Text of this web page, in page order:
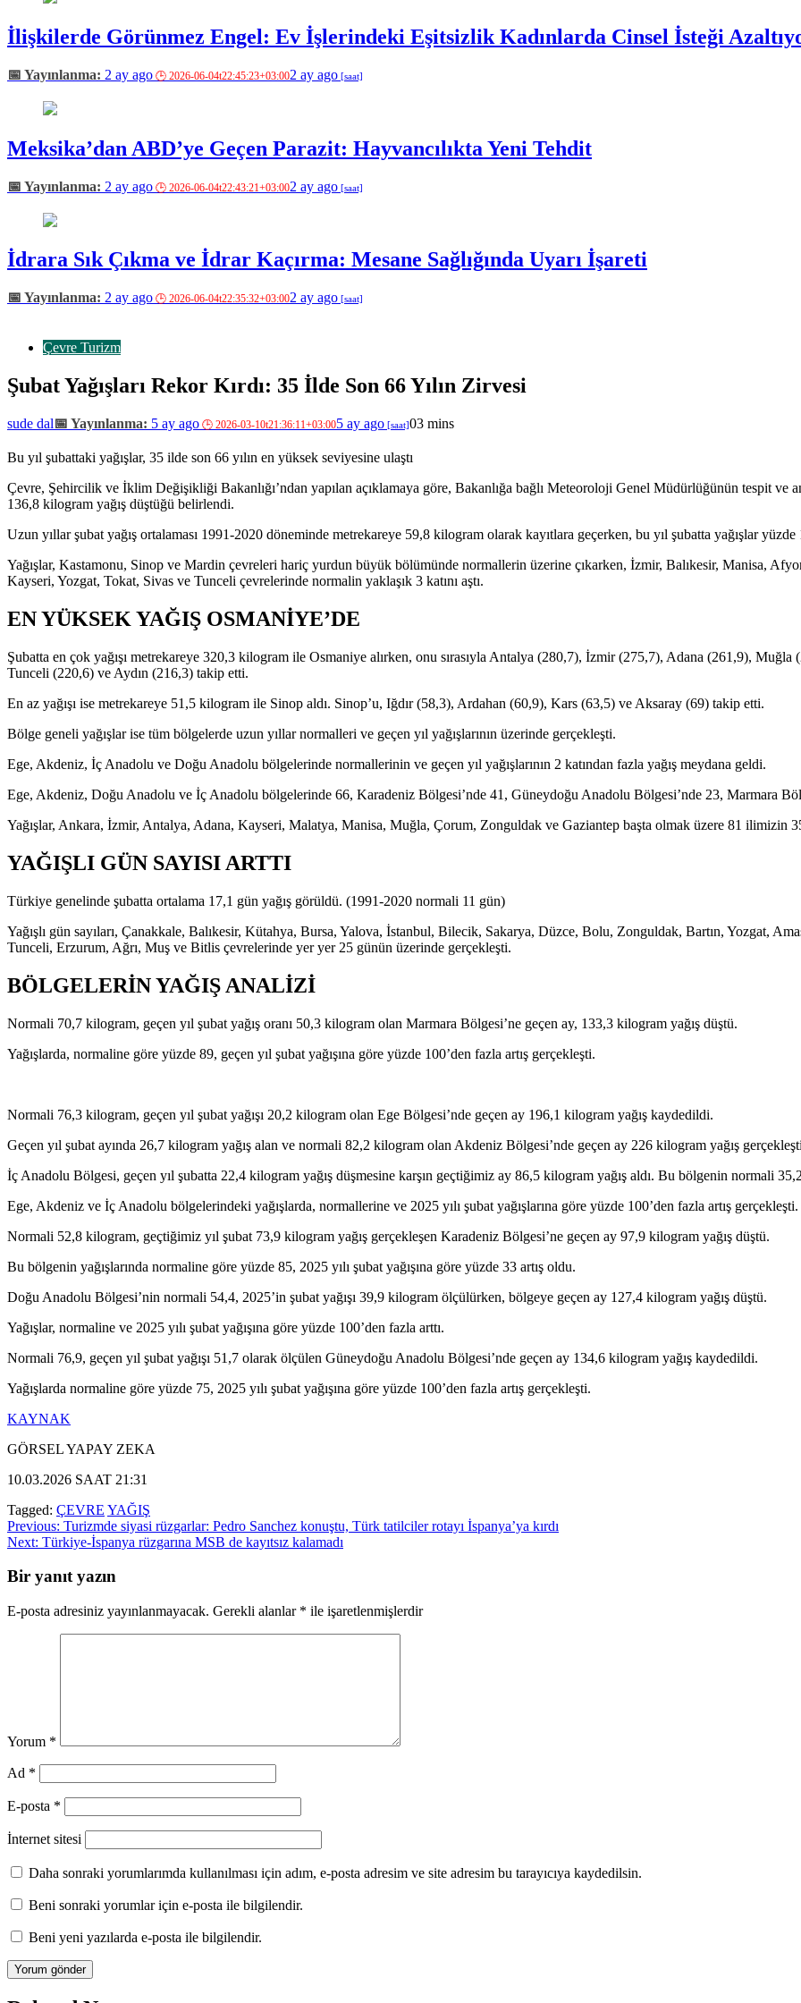
İlişkilerde Görünmez Engel: Ev İşlerindeki Eşitsizlik Kadınlarda Cinsel İsteği
2 ay ago 2 ay ago
Meksika’dan ABD’ye Geçen Parazit: Hayvancılıkta Yeni Tehdit
2 ay ago 2 ay ago
İdrara Sık Çıkma ve İdrar Kaçırma: Mesane Sağlığında Uyarı İşareti
2 ay ago 2 ay ago
Çevre Turizm
Şubat Yağışları Rekor Kırdı: 35 İlde Son 66 Yılın Zirvesi
sude dal 5 ay ago 5 ay ago 03 mins
Bu yıl şubattaki yağışlar, 35 ilde son 66 yılın en yüksek seviyesine ulaştı
Çevre, Şehircilik ve İklim Değişikliği Bakanlığı’ndan yapılan açıklamaya göre, Bakanlığa bağlı Meteoroloji Genel Müdürlüğünün tespit ve
136,8 kilogram yağış düştüğü belirlendi.
Uzun yıllar şubat yağış ortalaması 1991-2020 döneminde metrekareye 59,8 kilogram olarak kayıtlara geçerken, bu yıl şubatta yağışlar yüzde
Yağışlar, Kastamonu, Sinop ve Mardin çevreleri hariç yurdun büyük bölümünde normallerin üzerine çıkarken, İzmir, Balıkesir, Manisa,
Kayseri, Yozgat, Tokat, Sivas ve Tunceli çevrelerinde normalin yaklaşık 3 katını aştı.
EN YÜKSEK YAĞIŞ OSMANİYE’DE
Şubatta en çok yağışı metrekareye 320,3 kilogram ile Osmaniye alırken, onu sırasıyla Antalya (280,7), İzmir (275,7), Adana (261,9),
Tunceli (220,6) ve Aydın (216,3) takip etti.
En az yağışı ise metrekareye 51,5 kilogram ile Sinop aldı. Sinop’u, Iğdır (58,3), Ardahan (60,9), Kars (63,5) ve Aksaray (69) takip etti.
Bölge geneli yağışlar ise tüm bölgelerde uzun yıllar normalleri ve geçen yıl yağışlarının üzerinde gerçekleşti.
Ege, Akdeniz, İç Anadolu ve Doğu Anadolu bölgelerinde normallerinin ve geçen yıl yağışlarının 2 katından fazla yağış meydana geldi.
Ege, Akdeniz, Doğu Anadolu ve İç Anadolu bölgelerinde 66, Karadeniz Bölgesi’nde 41, Güneydoğu Anadolu Bölgesi’nde 23, Marmara
Yağışlar, Ankara, İzmir, Antalya, Adana, Kayseri, Malatya, Manisa, Muğla, Çorum, Zonguldak ve Gaziantep başta olmak üzere 81 ilimizin
YAĞIŞLI GÜN SAYISI ARTTI
Türkiye genelinde şubatta ortalama 17,1 gün yağış görüldü. (1991-2020 normali 11 gün)
Yağışlı gün sayıları, Çanakkale, Balıkesir, Kütahya, Bursa, Yalova, İstanbul, Bilecik, Sakarya, Düzce, Bolu, Zonguldak, Bartın, Yozgat,
Tunceli, Erzurum, Ağrı, Muş ve Bitlis çevrelerinde yer yer 25 günün üzerinde gerçekleşti.
BÖLGELERİN YAĞIŞ ANALİZİ
Normali 70,7 kilogram, geçen yıl şubat yağış oranı 50,3 kilogram olan Marmara Bölgesi’ne geçen ay, 133,3 kilogram yağış düştü.
Yağışlarda, normaline göre yüzde 89, geçen yıl şubat yağışına göre yüzde 100’den fazla artış gerçekleşti.
Normali 76,3 kilogram, geçen yıl şubat yağışı 20,2 kilogram olan Ege Bölgesi’nde geçen ay 196,1 kilogram yağış kaydedildi.
Geçen yıl şubat ayında 26,7 kilogram yağış alan ve normali 82,2 kilogram olan Akdeniz Bölgesi’nde geçen ay 226 kilogram yağış
İç Anadolu Bölgesi, geçen yıl şubatta 22,4 kilogram yağış düşmesine karşın geçtiğimiz ay 86,5 kilogram yağış aldı. Bu bölgenin normali
Ege, Akdeniz ve İç Anadolu bölgelerindeki yağışlarda, normallerine ve 2025 yılı şubat yağışlarına göre yüzde 100’den fazla artış gerçekleşti.
Normali 52,8 kilogram, geçtiğimiz yıl şubat 73,9 kilogram yağış gerçekleşen Karadeniz Bölgesi’ne geçen ay 97,9 kilogram yağış düştü.
Bu bölgenin yağışlarında normaline göre yüzde 85, 2025 yılı şubat yağışına göre yüzde 33 artış oldu.
Doğu Anadolu Bölgesi’nin normali 54,4, 2025’in şubat yağışı 39,9 kilogram ölçülürken, bölgeye geçen ay 127,4 kilogram yağış düştü.
Yağışlar, normaline ve 2025 yılı şubat yağışına göre yüzde 100’den fazla arttı.
Normali 76,9, geçen yıl şubat yağışı 51,7 olarak ölçülen Güneydoğu Anadolu Bölgesi’nde geçen ay 134,6 kilogram yağış kaydedildi.
Yağışlarda normaline göre yüzde 75, 2025 yılı şubat yağışına göre yüzde 100’den fazla artış gerçekleşti.
KAYNAK
GÖRSEL YAPAY ZEKA
10.03.2026 SAAT 21:31
Tagged: ÇEVRE YAĞIŞ
Yazı
gezinmesi
Previous: Turizmde siyasi rüzgarlar: Pedro Sanchez konuştu, Türk tatilciler rotayı İspanya’ya kırdı
Next: Türkiye-İspanya rüzgarına MSB de kayıtsız kalamadı
Bir yanıt yazın
E-posta adresiniz yayınlanmayacak. Gerekli alanlar * ile işaretlenmişlerdir
Yorum *
Ad *
E-posta *
İnternet sitesi
Daha sonraki yorumlarımda kullanılması için adım, e-posta adresim ve site adresim bu tarayıcıya kaydedilsin.
Beni sonraki yorumlar için e-posta ile bilgilendir.
Beni yeni yazılarda e-posta ile bilgilendir.